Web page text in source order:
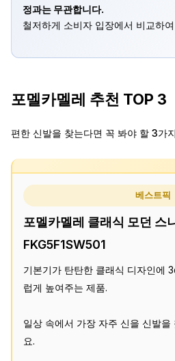
정과는 무관합니다.
철저하게 소비자 입장에서 비교하
포멜카멜레 추천 TOP 3
편한 신발을 찾는다면 꼭 봐야 할 3가지
베스트픽
포멜카멜레 클래식 모던 스
FKG5F1SW501
기본기가 탄탄한 클래식 디자인에
럽게 높여주는 제품.
일상 속에서 가장 자주 신을 신발을
요.